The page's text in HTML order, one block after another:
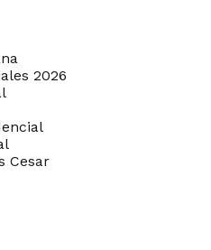
2026
Cesar